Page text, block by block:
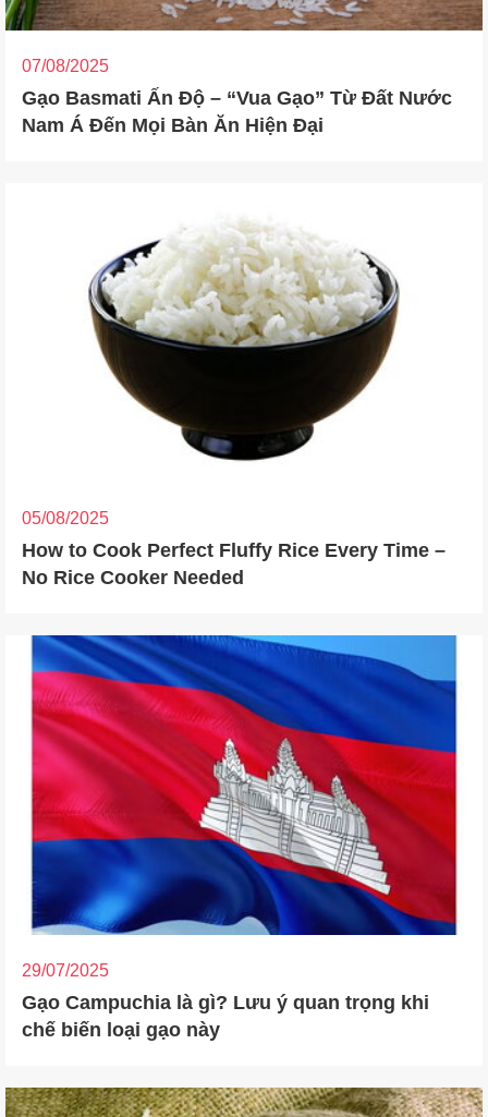
07/08/2025
Gạo Basmati Ấn Độ – “Vua Gạo” Từ Đất Nước
Nam Á Đến Mọi Bàn Ăn Hiện Đại
05/08/2025
How to Cook Perfect Fluffy Rice Every Time –
No Rice Cooker Needed
29/07/2025
Gạo Campuchia là gì? Lưu ý quan trọng khi
chế biến loại gạo này